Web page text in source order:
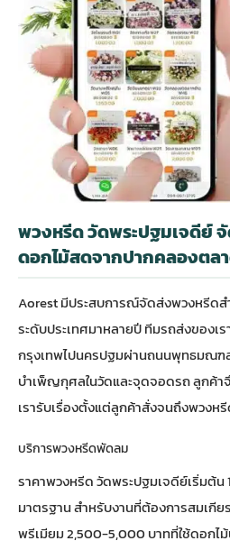
พวงหรีด วัดพระปฐมเจดีย์
ดอกไม้สดจากปากคลองตล
Aorest มีประสบการณ์จัดส่งพวงหรีด
ระดับประเทศมาหลายปี ทีมรถส่งของเ
กรุงเทพไปนครปฐมผ่านถนนพุทธมณฑ
บำเพ็ญกุศลในวัดและจุดจอดรถ ลูกค้า
เรารับเรื่องตั้งแต่ลูกค้าสั่งจนถึงพวงห
บริการพวงหรีดพัดลม
ราคาพวงหรีด วัดพระปฐมเจดีย์เริ่มต้น
มาตรฐาน สำหรับงานที่ต้องการสมเกี
พรีเมียม 2,500-5,000 บาทที่ใช้ดอกไ